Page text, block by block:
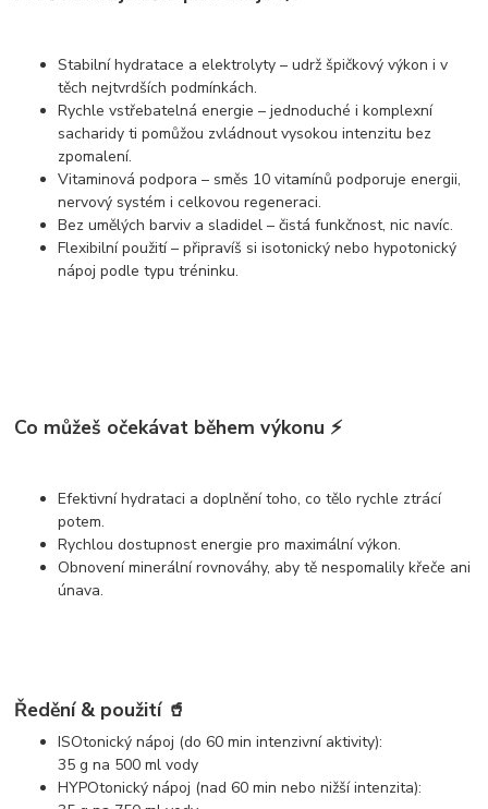
Stabilní hydratace a elektrolyty – udrž špičkový výkon i v
těch nejtvrdších podmínkách.
Rychle vstřebatelná energie – jednoduché i komplexní
sacharidy ti pomůžou zvládnout vysokou intenzitu bez
zpomalení.
Vitaminová podpora – směs 10 vitamínů podporuje energii,
nervový systém i celkovou regeneraci.
Bez umělých barviv a sladidel – čistá funkčnost, nic navíc.
Flexibilní použití– připravíš si isotonický nebo hypotonický
nápoj podle typu tréninku.
Co můžeš očekávat během výkonu ⚡
Efektivní hydrataci a doplnění toho, co tělo rychle ztrácí
potem.
Rychlou dostupnost energie pro maximální výkon.
Obnovení minerální rovnováhy, aby tě nespomalily křeče ani
únava.
Ředění & použití 🥤
ISOtonický nápoj (do 60 min intenzivní aktivity):
35 g na 500 ml vody
HYPOtonický nápoj (nad 60 min nebo nižší intenzita):